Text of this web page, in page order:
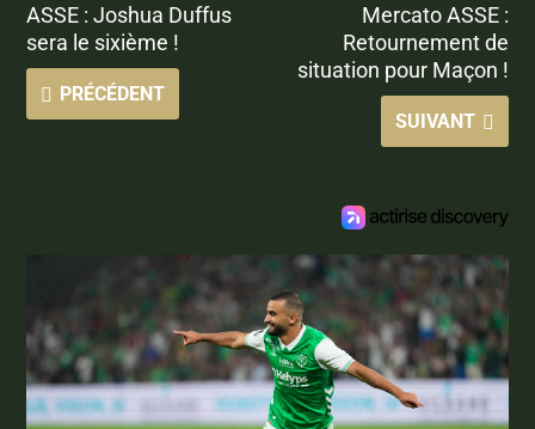
ASSE : Joshua Duffus
sera le sixième !
PRÉCÉDENT
Mercato ASSE :
Retournement de
situation pour Maçon !
SUIVANT